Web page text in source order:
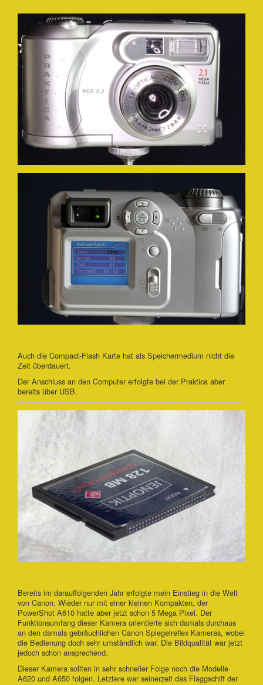
Auch die Compact-Flash Karte hat als Speichermedium nicht die
Zeit überdauert.
Der Anschluss an den Computer erfolgte bei der Praktica aber
bereits über USB.
Bereits im darauffolgenden Jahr erfolgte mein Einstieg in die Welt
von Canon. Wieder nur mit einer kleinen Kompakten, der
PowerShot A610 hatte aber jetzt schon 5 Mega Pixel. Der
Funktionsumfang dieser Kamera orientierte sich damals durchaus
an den damals gebräuchlichen Canon Spiegelreflex Kameras, wobei
die Bedienung doch sehr umständlich war. Die Bildqualität war jetzt
jedoch schon ansprechend.
Dieser Kamera sollten in sehr schneller Folge noch die Modelle
A620 und A650 folgen. Letztere war seinerzeit das Flaggschiff der